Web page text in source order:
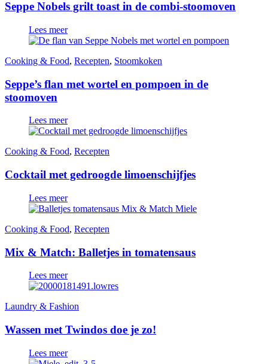
Seppe Nobels grilt toast in de combi-stoomoven
Lees meer
Cooking & Food, Recepten, Stoomkoken
Seppe’s flan met wortel en pompoen in de
stoomoven
Lees meer
Cooking & Food, Recepten
Cocktail met gedroogde limoenschijfjes
Lees meer
Cooking & Food, Recepten
Mix & Match: Balletjes in tomatensaus
Lees meer
Laundry & Fashion
Wassen met Twindos doe je zo!
Lees meer